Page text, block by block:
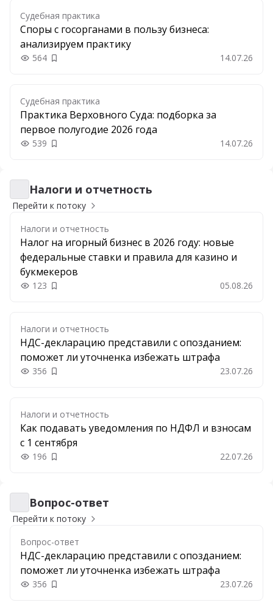
Судебная практика
Споры с госорганами в пользу бизнеса:
анализируем практику
564 Добавить в закладки 14.07.26
Судебная практика
Практика Верховного Суда: подборка за
первое полугодие 2026 года
539 Добавить в закладки 14.07.26
Налоги и отчетность
Налоги и отчетность
Перейти к потоку
Налоги и отчетность
Налог на игорный бизнес в 2026 году: новые
федеральные ставки и правила для казино и
букмекеров
123 Добавить в закладки 05.08.26
Налоги и отчетность
НДС-декларацию представили с опозданием:
поможет ли уточненка избежать штрафа
356 Добавить в закладки 23.07.26
Налоги и отчетность
Как подавать уведомления по НДФЛ и взносам
с 1 сентября
196 Добавить в закладки 22.07.26
Вопрос-ответ
Вопрос-ответ
Перейти к потоку
Вопрос-ответ
НДС-декларацию представили с опозданием:
поможет ли уточненка избежать штрафа
356 Добавить в закладки 23.07.26